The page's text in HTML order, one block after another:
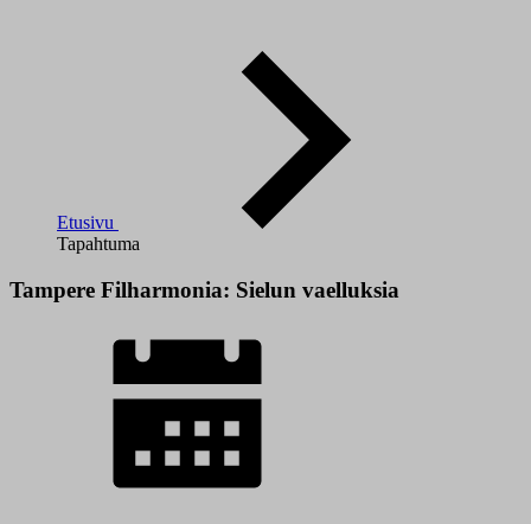
Etusivu
Tapahtuma
Tampere Filharmonia: Sielun vaelluksia